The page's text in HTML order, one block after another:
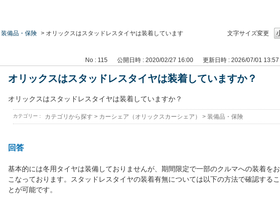
文字サイズ変更
装備品・保険 > オリックスはスタッドレスタイヤは装着しています
No : 115 公開日時 : 2020/02/27 16:00 更新日時 : 2026/07/01 13:57
オリックスはスタッドレスタイヤは装着していますか？
オリックスはスタッドレスタイヤは装着していますか？
カテゴリー : カテゴリから探す > カーシェア（オリックスカーシェア） > 装備品・保険
回答
基本的には冬用タイヤは装備しておりませんが、期間限定で一部のクルマへの装着をお
こなっております。スタッドレスタイヤの装着有無については以下の方法で確認するこ
とが可能です。